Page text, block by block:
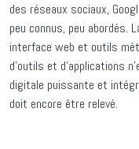
des réseaux sociaux,
peu connus, peu abordés.
interface web et outils
d’outils et d’applications
digitale puissante et
doit encore être relevé.